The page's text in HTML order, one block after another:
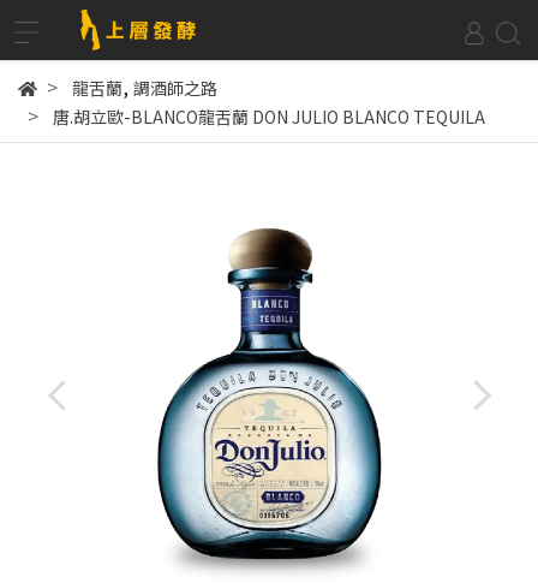
龍舌蘭, 調酒師之路
唐.胡立歐-BLANCO龍舌蘭 DON JULIO BLANCO TEQUILA